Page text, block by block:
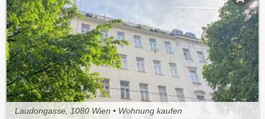
Laudongasse, 1080 Wien • Wohnung kaufen